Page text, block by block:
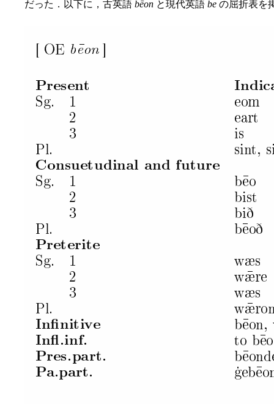
だった．以下に，古英語 bēon と現代英語 be の屈折表を